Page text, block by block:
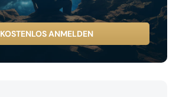
KOSTENLOS ANMELDEN